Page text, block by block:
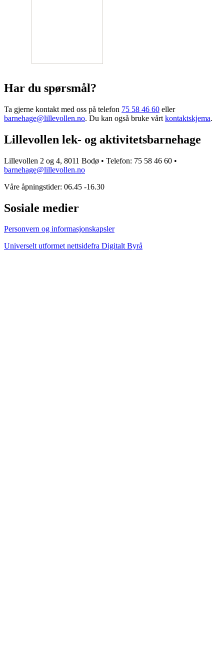
Har du spørsmål?
Ta gjerne kontakt med oss på telefon 75 58 46 60 eller
barnehage@lillevollen.no. Du kan også bruke vårt kontaktskjema.
Lillevollen lek- og aktivitetsbarnehage
Lillevollen 2 og 4, 8011 Bodø • Telefon: 75 58 46 60 •
barnehage@lillevollen.no
Våre åpningstider: 06.45 -16.30
Sosiale medier
Personvern og informasjonskapsler
Universelt utformet nettsidefra Digitalt Byrå